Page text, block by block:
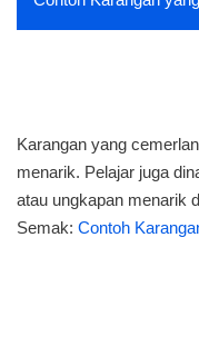
Karangan yang
menarik. Pelajar juga
atau ungkapan menarik
Semak: Contoh